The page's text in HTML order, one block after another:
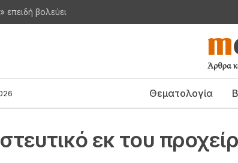
επειδή βολεύει
Θεματολογία
εκ του